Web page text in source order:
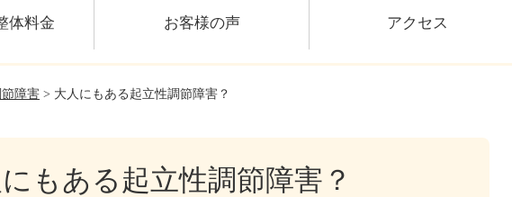
体料金 お客様の声 アクセス
障害 > 大人にもある起立性調節障害？
もある起立性調節障害？